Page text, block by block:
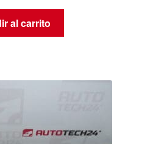
al carrito